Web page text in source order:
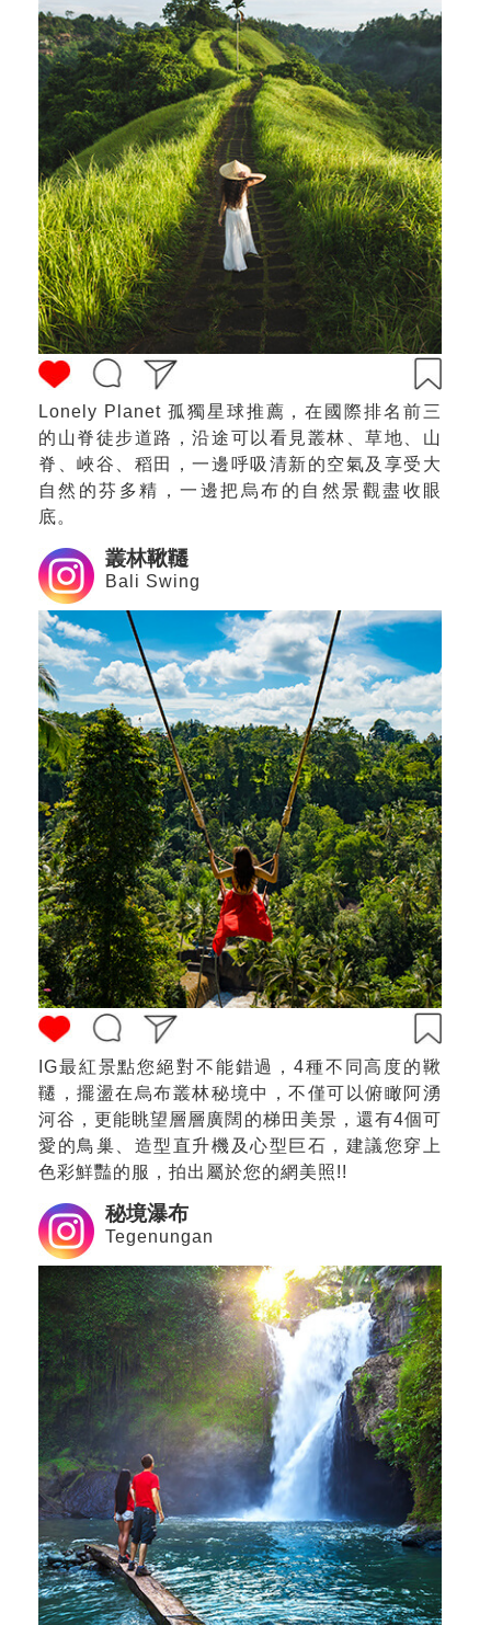
Lonely Planet 孤獨星球推薦，在國際排名前三
的山脊徒步道路，沿途可以看見叢林、草地、山
脊、峽谷、稻田，一邊呼吸清新的空氣及享受大
自然的芬多精，一邊把烏布的自然景觀盡收眼
底。
叢林鞦韆
Bali Swing
IG最紅景點您絕對不能錯過，4種不同高度的鞦
韆，擺盪在烏布叢林秘境中，不僅可以俯瞰阿湧
河谷，更能眺望層層廣闊的梯田美景，還有4個可
愛的鳥巢、造型直升機及心型巨石，建議您穿上
色彩鮮豔的服，拍出屬於您的網美照!!
秘境瀑布
Tegenungan